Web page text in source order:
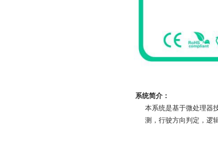
系统简介：
本系统是基于微处理器
测，行驶方向判定，逻